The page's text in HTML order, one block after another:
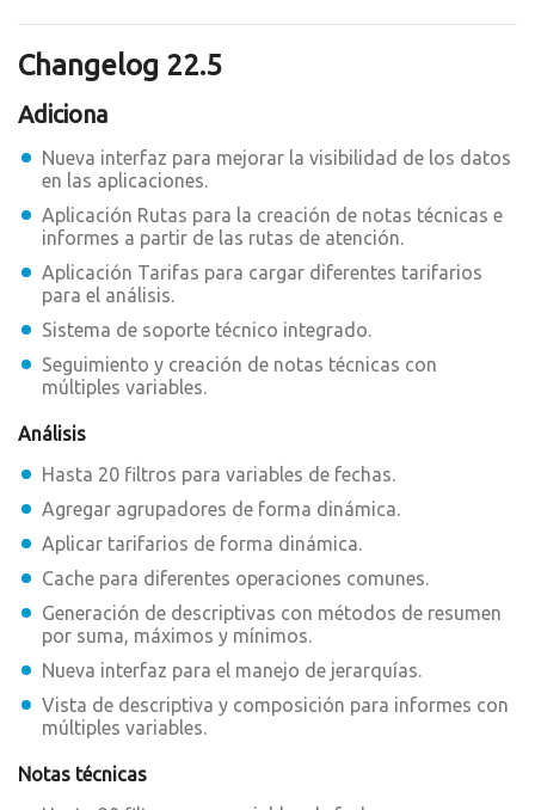
Changelog 22.5
Adiciona
Nueva interfaz para mejorar la visibilidad de los datos
en las aplicaciones.
Aplicación Rutas para la creación de notas técnicas e
informes a partir de las rutas de atención.
Aplicación Tarifas para cargar diferentes tarifarios
para el análisis.
Sistema de soporte técnico integrado.
Seguimiento y creación de notas técnicas con
múltiples variables.
Análisis
Hasta 20 filtros para variables de fechas.
Agregar agrupadores de forma dinámica.
Aplicar tarifarios de forma dinámica.
Cache para diferentes operaciones comunes.
Generación de descriptivas con métodos de resumen
por suma, máximos y mínimos.
Nueva interfaz para el manejo de jerarquías.
Vista de descriptiva y composición para informes con
múltiples variables.
Notas técnicas